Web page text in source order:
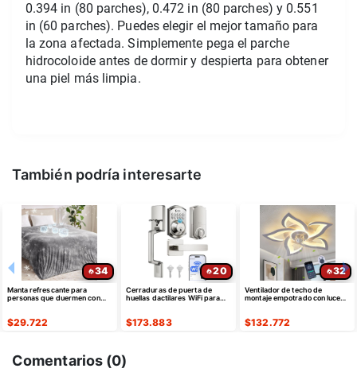
0.394 in (80 parches), 0.472 in (80 parches) y 0.551
in (60 parches). Puedes elegir el mejor tamaño para
la zona afectada. Simplemente pega el parche
hidrocoloide antes de dormir y despierta para obtener
una piel más limpia.
También podría interesarte
34
Manta refrescante para
personas que duermen con
$29.722
20
Cerraduras de puerta de
huellas dactilares WiFi para
$173.883
32
Ventilador de techo de
montaje empotrado con luces,
$132.772
Comentarios (0)